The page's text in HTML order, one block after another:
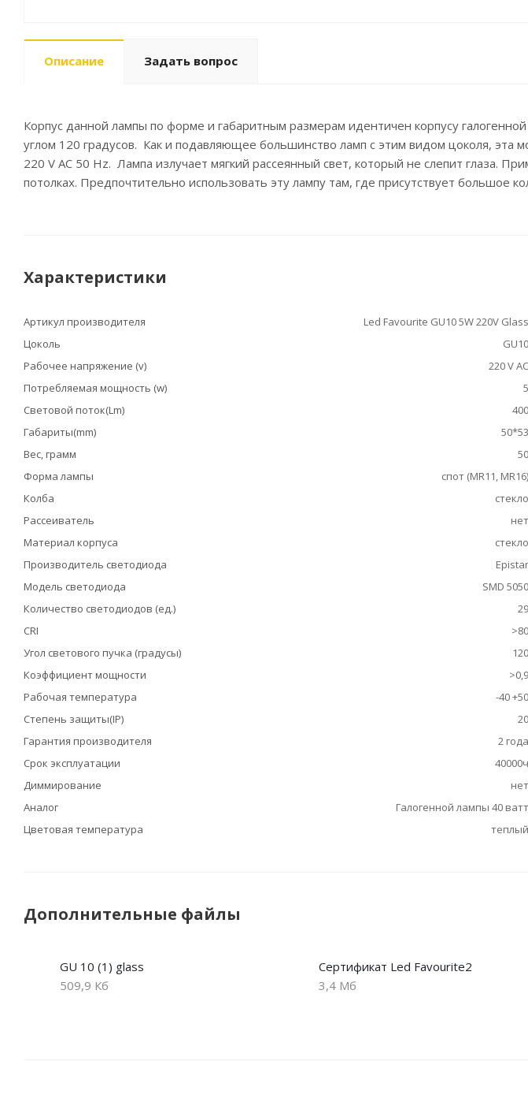
Описание Задать вопрос
Корпус данной лампы по форме и габаритным размерам идентичен корпусу
углом 120 градусов. Как и подавляющее большинство ламп с этим видом цоколя,
220 V AC 50 Hz. Лампа излучает мягкий рассеянный свет, который не слепит глаза.
потолках. Предпочтительно использовать эту лампу там, где присутствует большое
Характеристики
Артикул производителя
Led Favourite GU10 5W 220V Glass
Цоколь
GU10
Рабочее напряжение (v)
220 V АС
Потребляемая мощность (w)
5
Световой поток(Lm)
400
Габариты(mm)
50*53
Вес, грамм
50
Форма лампы
спот (MR11, MR16)
Колба
стекло
Рассеиватель
нет
Материал корпуса
стекло
Производитель светодиода
Epistar
Модель светодиода
SMD 5050
Количество светодиодов (ед.)
29
CRI
>80
Угол светового пучка (градусы)
120
Коэффициент мощности
>0,9
Рабочая температура
-40 +50
Степень защиты(IP)
20
Гарантия производителя
2 года
Срок эксплуатации
40000ч
Диммирование
нет
Аналог
Галогенной лампы 40 ватт
Цветовая температура
теплый
Дополнительные файлы
GU 10 (1) glass
509,9 Кб
Сертификат Led Favourite2
3,4 Мб